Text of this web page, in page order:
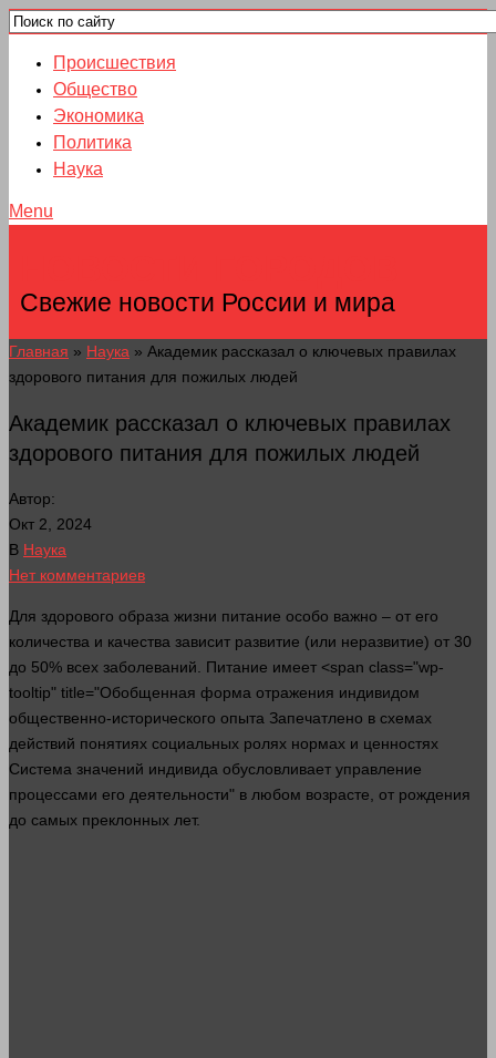
Происшествия
Общество
Экономика
Политика
Наука
Menu
Свежие новости России и мира
Главная » Наука » Академик рассказал о ключевых правилах
здорового питания для пожилых людей
Академик рассказал о ключевых правилах
здорового питания для пожилых людей
Автор:
Окт 2, 2024
В Наука
Нет комментариев
Для здорового образа жизни питание особо важно – от его
количества и качества зависит развитие (или неразвитие) от 30
до 50% всех заболеваний. Питание имеет <span class="wp-
tooltip" title="Обобщенная форма отражения индивидом
общественно-исторического опыта Запечатлено в схемах
действий понятиях социальных ролях нормах и ценностях
Система значений индивида обусловливает управление
процессами его деятельности" в любом возрасте, от рождения
до самых преклонных лет.